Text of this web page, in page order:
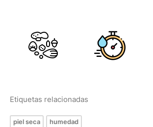
Etiquetas relacionadas
piel seca humedad